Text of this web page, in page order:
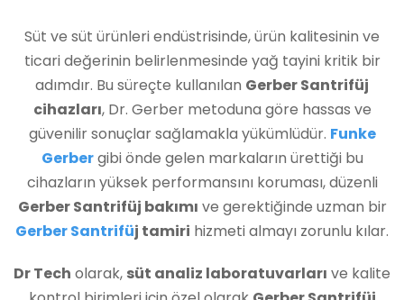
Süt ve süt ürünleri endüstrisinde, ürün kalitesinin ve
ticari değerinin belirlenmesinde yağ tayini kritik bir
adımdır. Bu süreçte kullanılan Gerber Santrifüj
cihazları, Dr. Gerber metoduna göre hassas ve
güvenilir sonuçlar sağlamakla yükümlüdür. Funke
Gerbergibi önde gelen markaların ürettiği bu
cihazların yüksek performansını koruması, düzenli
Gerber Santrifüj bakımı ve gerektiğinde uzman bir
Gerber Santrifüj tamiri hizmeti almayı zorunlu kılar.
Dr Tech olarak, süt analiz laboratuvarları ve kalite